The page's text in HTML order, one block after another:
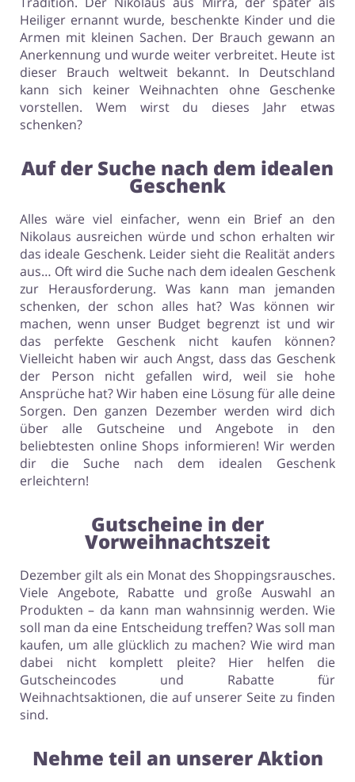
Heiliger ernannt wurde, beschenkte Kinder und die
Armen mit kleinen Sachen. Der Brauch gewann an
Anerkennung und wurde weiter verbreitet. Heute ist
dieser Brauch weltweit bekannt. In Deutschland
kann sich keiner Weihnachten ohne Geschenke
vorstellen. Wem wirst du dieses Jahr etwas
schenken?
Auf der Suche nach dem idealen
Geschenk
Alles wäre viel einfacher, wenn ein Brief an den
Nikolaus ausreichen würde und schon erhalten wir
das ideale Geschenk. Leider sieht die Realität anders
aus… Oft wird die Suche nach dem idealen Geschenk
zur Herausforderung. Was kann man jemanden
schenken, der schon alles hat? Was können wir
machen, wenn unser Budget begrenzt ist und wir
das perfekte Geschenk nicht kaufen können?
Vielleicht haben wir auch Angst, dass das Geschenk
der Person nicht gefallen wird, weil sie hohe
Ansprüche hat? Wir haben eine Lösung für alle deine
Sorgen. Den ganzen Dezember werden wird dich
über alle Gutscheine und Angebote in den
beliebtesten online Shops informieren! Wir werden
dir die Suche nach dem idealen Geschenk
erleichtern!
Gutscheine in der
Vorweihnachtszeit
Dezember gilt als ein Monat des Shoppingsrausches.
Viele Angebote, Rabatte und große Auswahl an
Produkten – da kann man wahnsinnig werden. Wie
soll man da eine Entscheidung treffen? Was soll man
kaufen, um alle glücklich zu machen? Wie wird man
dabei nicht komplett pleite? Hier helfen die
Gutscheincodes und Rabatte für
Weihnachtsaktionen, die auf unserer Seite zu finden
sind.
Nehme teil an unserer Aktion